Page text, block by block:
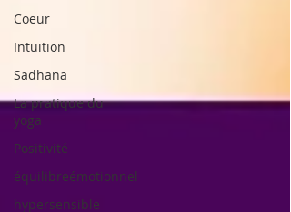
Coeur
Intuition
Sadhana
La pratique du
yoga
Positivité
équilibreémotionnel
hypersensible